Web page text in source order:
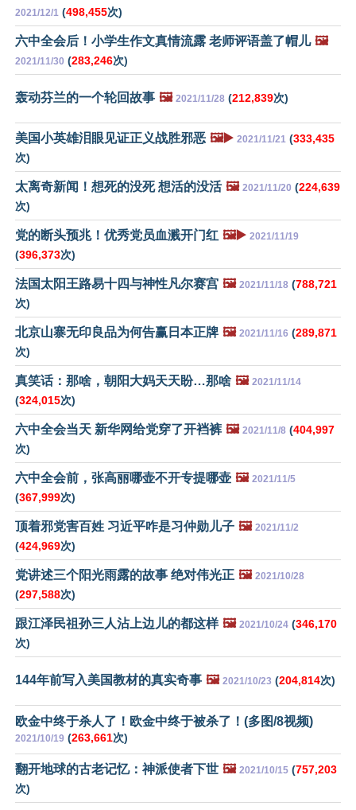
2021/12/1 (498,455次)
六中全会后！小学生作文真情流露 老师评语盖了帽儿 🖼️
2021/11/30 (283,246次)
轰动芬兰的一个轮回故事 🖼️ 2021/11/28 (212,839次)
美国小英雄泪眼见证正义战胜邪恶 🖼️▶️ 2021/11/21 (333,435
次)
太离奇新闻！想死的没死 想活的没活 🖼️ 2021/11/20 (224,639
次)
党的断头预兆！优秀党员血溅开门红 🖼️▶️ 2021/11/19
(396,373次)
法国太阳王路易十四与神性凡尔赛宫 🖼️ 2021/11/18 (788,721
次)
北京山寨无印良品为何告赢日本正牌 🖼️ 2021/11/16 (289,871
次)
真笑话：那啥，朝阳大妈天天盼…那啥 🖼️ 2021/11/14
(324,015次)
六中全会当天 新华网给党穿了开裆裤 🖼️ 2021/11/8 (404,997
次)
六中全会前，张高丽哪壶不开专提哪壶 🖼️ 2021/11/5
(367,999次)
顶着邪党害百姓 习近平咋是习仲勋儿子 🖼️ 2021/11/2
(424,969次)
党讲述三个阳光雨露的故事 绝对伟光正 🖼️ 2021/10/28
(297,588次)
跟江泽民祖孙三人沾上边儿的都这样 🖼️ 2021/10/24 (346,170
次)
144年前写入美国教材的真实奇事 🖼️ 2021/10/23 (204,814次)
欧金中终于杀人了！欧金中终于被杀了！(多图/8视频)
2021/10/19 (263,661次)
翻开地球的古老记忆：神派使者下世 🖼️ 2021/10/15 (757,203
次)